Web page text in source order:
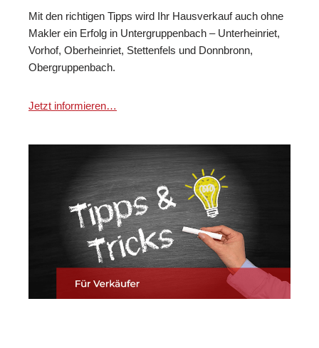
Mit den richtigen Tipps wird Ihr Hausverkauf auch ohne
Makler ein Erfolg in Untergruppenbach – Unterheinriet,
Vorhof, Oberheinriet, Stettenfels und Donnbronn,
Obergruppenbach.
Jetzt informieren…